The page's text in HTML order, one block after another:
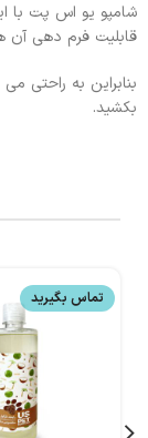
شامپو یو اس پت با
قابليت فرم دهی آن
بنابراين به راحتی
بكشيد.
تماس بگیرید